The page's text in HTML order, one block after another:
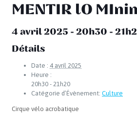
MENTIR lO
4 avril 2025 - 20h30 -
Détails
Date : 4 avril 2025
Heure :
20h30 - 21h20
Catégorie d’Évènement: Culture
Cirque vélo acrobatique